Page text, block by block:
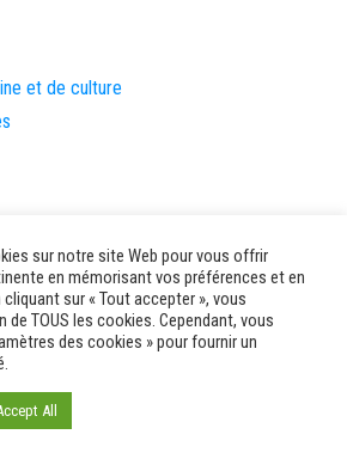
et de culture
sur notre site Web pour vous offrir
en mémorisant vos préférences et en
sur « Tout accepter », vous
TOUS les cookies. Cependant, vous
des cookies » pour fournir un
All